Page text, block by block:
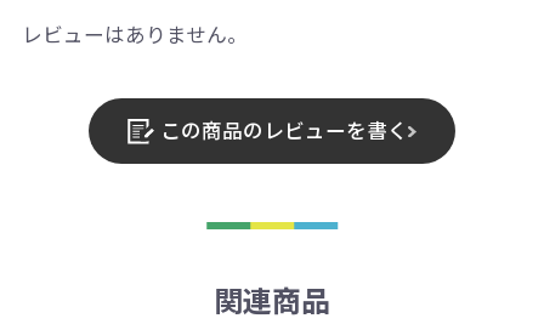
レビューはありません。
この商品のレビューを書く
関連商品